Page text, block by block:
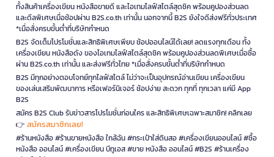
ทั้งสินค้าเครื่องเขียน หนังสือขายดี และไอเทมไลฟ์สไตล์สุดชิค พร้อมคูปองส่วนลด
และดีลพิเศษเมื่อช้อปผ่าน B2S.co.th เท่านั้น นอกจากนี้ B2S ยังใจดีส่งฟรีทั่วประเทศ
*เมื่อสั่งครบขั้นต่ำที่บริษัทกำหนด
B2S จัดเต็มโปรโมชั่นและสิทธิพิเศษเพียบ ช้อปออนไลน์ได้เลย! ลดแรงทุกเดือน ทั้ง
เครื่องเขียน หนังสือดัง ของไอเทมไลฟ์สไตล์สุดชิค พร้อมคูปองส่วนลดพิเศษเมื่อซื้อ
ผ่าน B2S.co.th เท่านั้น และส่งฟรีทั่วไทย *เมื่อสั่งครบขั้นต่ำที่บริษัทกำหนด
B2S มีทุกอย่างตอบโจทย์ทุกไลฟ์สไตล์ ไม่ว่าจะเป็นอุปกรณ์อ่านเขียน เครื่องเขียน
ของเล่นเสริมพัฒนาการ หรือเฟอร์นิเจอร์ ช้อปง่าย สะดวก ทุกที่ ทุกเวลา แค่มี App
B2S
สมัคร B2S Club รับข่าวสารโปรโมชั่นก่อนใคร และสิทธิพิเศษเฉพาะสมาชิก! คลิกเลย
👉 สมัครสมาชิกเลย!
#ร้านหนังสือ #ร้านขายหนังสือ ใกล้ฉัน #กระเป๋าใส่ดินสอ #เครื่องเขียนออนไลน์ #ซื้อ
หนังสือ ออนไลน์ #เครื่องเขียน บีทูเอส #ขาย หนังสือ ออนไลน์ #B2S #ร้านเครื่อง